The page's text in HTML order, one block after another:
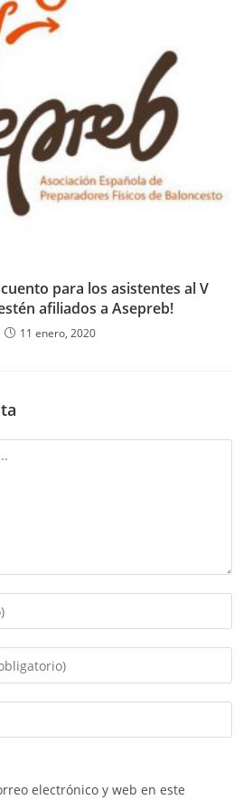
para los asistentes al V
afiliados a Asepreb!
11 enero, 2020
electrónico y web en este